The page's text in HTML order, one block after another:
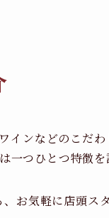
ンなどのこだわ
つひとつ特徴を
お気軽に店頭ス